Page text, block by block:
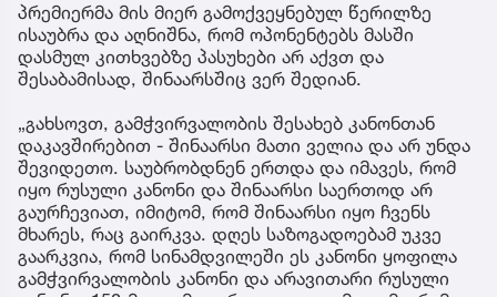
პრემიერმა მის მიერ გამოქვეყნებულ წერილზე
ისაუბრა და აღნიშნა, რომ ოპონენტებს მასში
დასმულ კითხვებზე პასუხები არ აქვთ და
შესაბამისად, შინაარსშიც ვერ შედიან.
„გახსოვთ, გამჭვირვალობის შესახებ კანონთან
დაკავშირებით - შინაარსი მათი ველია და არ უნდა
შევიდეთო. საუბრობდნენ ერთდა და იმავეს, რომ
იყო რუსული კანონი და შინაარსი საერთოდ არ
გაურჩევიათ, იმიტომ, რომ შინაარსი იყო ჩვენს
მხარეს, რაც გაირკვა. დღეს საზოგადოებამ უკვე
გაარკვია, რომ სინამდვილეში ეს კანონი ყოფილა
გამჭვირვალობის კანონი და არავითარი რუსული